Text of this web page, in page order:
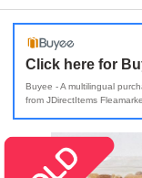
Click here for
Buyee - A multilingual
from JDirectItems